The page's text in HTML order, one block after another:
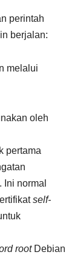
perintah
berjalan:
melalui
oleh
pertama
normal
self-
rootDebian